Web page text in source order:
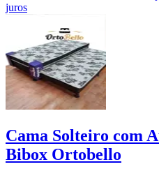
juros
Cama Solteiro com
Bibox Ortobello